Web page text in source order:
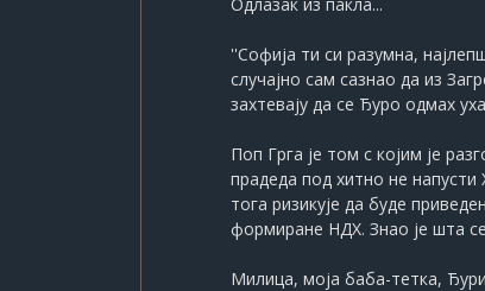
''Софија ти си разумна,
случајно сам сазнао да из
захтевају да се Ђуро одмах
Поп Грга је том с којим је
прадеда под хитно не
тога ризикује да буде
формиране НДХ. Знао је шта
Милица, моја баба-тетка,